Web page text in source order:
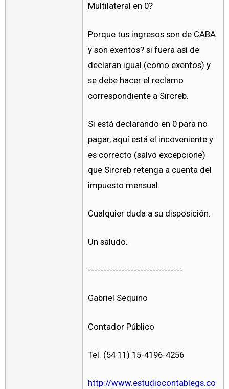
Multilateral en 0?
Porque tus ingresos son de CABA
y son exentos? si fuera así de
declaran igual (como exentos) y
se debe hacer el reclamo
correspondiente a Sircreb.
Si está declarando en 0 para no
pagar, aquí está el incoveniente y
es correcto (salvo excepcione)
que Sircreb retenga a cuenta del
impuesto mensual.
Cualquier duda a su disposición.
Un saludo.
-------------------------------
Gabriel Sequino
Contador Público
Tel. (54 11) 15-4196-4256
http://www.estudiocontablegs.co